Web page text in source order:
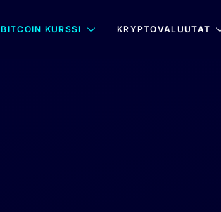
BITCOIN KURSSI KRYPTOVALUUTAT